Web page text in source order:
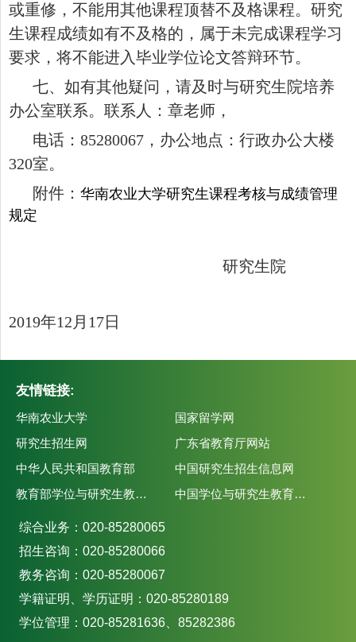
或重修，不能用其他课程顶替不及格课程。研究
生课程成绩如有不及格的，属于未完成课程学习
要求，将不能进入毕业学位论文答辩环节。
七、如有其他疑问，请及时与研究生院培养
办公室联系。联系人：章老师，
电话： 85280067，办公地点：行政办公大楼
320室。
附件： 华南农业大学研究生课程考核与成绩管理
规定
研究生院
2019年12 月 17日
友情链接:
华南农业大学
国家留学网
研究生招生网
广东省教育厅网站
中华人民共和国教育部
中国研究生招生信息网
教育部学位与研究生教育发展中心
中国学位与研究生教育学会
综合业务：020-85280065
招生咨询：020-85280066
教务咨询：020-85280067
学籍证明、学历证明：020-85280189
学位管理：020-85281636、85282386